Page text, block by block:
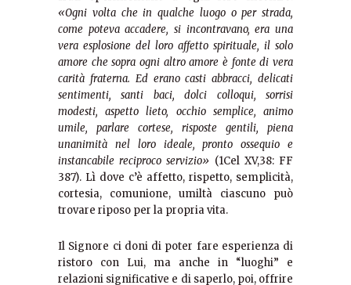
«Ogni volta che in qualche luogo o per strada,
come poteva accadere, si incontravano, era una
vera esplosione del loro affetto spirituale, il solo
amore che sopra ogni altro amore è fonte di vera
carità fraterna. Ed erano casti abbracci, delicati
sentimenti, santi baci, dolci colloqui, sorrisi
modesti, aspetto lieto, occhio semplice, animo
umile, parlare cortese, risposte gentili, piena
unanimità nel loro ideale, pronto ossequio e
instancabile reciproco servizio» (1Cel XV,38: FF
387). Lì dove c’è affetto, rispetto, semplicità,
cortesia, comunione, umiltà ciascuno può
trovare riposo per la propria vita.
Il Signore ci doni di poter fare esperienza di
ristoro con Lui, ma anche in “luoghi” e
relazioni significative e di saperlo, poi, offrire